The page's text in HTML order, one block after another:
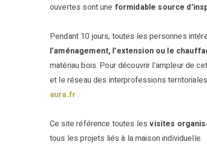
ouvertes sont une formidable source
Pendant 10 jours, toutes les personnes
l’aménagement, l’extension ou le
matériau bois. Pour découvrir l’ampleur de
et le réseau des interprofessions
aura.fr .
Ce site référence toutes lesvisites
tous les projets liés à la maison individuelle.